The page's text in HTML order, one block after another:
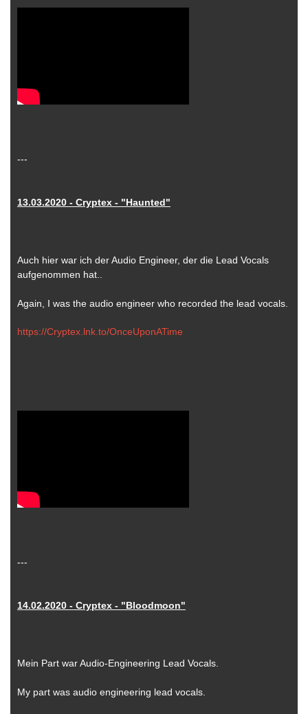
---
13.03.2020 - Cryptex - "Haunted"
Auch hier war ich der Audio Engineer, der die Lead Vocals
aufgenommen hat..
Again, I was the audio engineer who recorded the lead vocals.
https://Cryptex.lnk.to/OnceUponATime
---
14.02.2020 - Cryptex - "Bloodmoon"
Mein Part war Audio-Engineering Lead Vocals.
My part was audio engineering lead vocals.